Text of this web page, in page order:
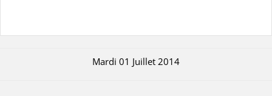
Mardi 01 Juillet 2014